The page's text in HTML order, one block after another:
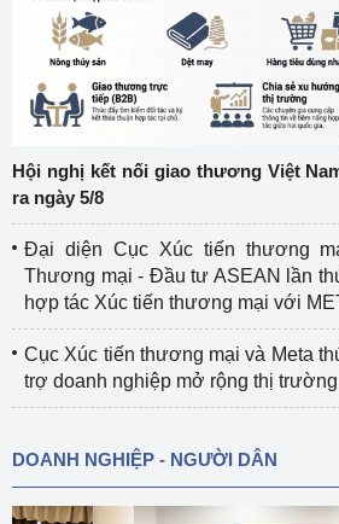
Hội nghị kết nối giao thương Việt
ra ngày 5/8
Đại diện Cục Xúc tiến thương
Thương mại - Đầu tư ASEAN lần
hợp tác Xúc tiến thương mại với
Cục Xúc tiến thương mại và Meta
trợ doanh nghiệp mở rộng thị trường
DOANH NGHIỆP - NGƯỜI DÂN